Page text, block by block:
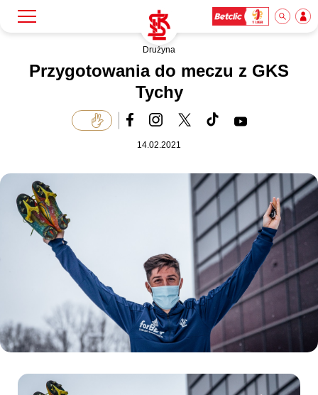
Klub
Akademia
Biznes
Dla mediów
Kibice
Drużyna
Przygotowania do meczu z GKS
Tychy
14.02.2021